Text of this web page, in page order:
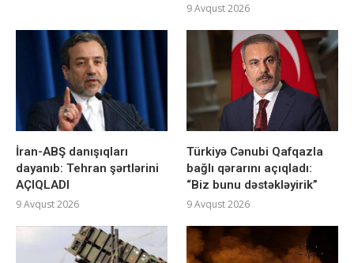
9 Avqust 2026
İran-ABŞ danışıqları
dayanıb: Tehran şərtlərini
AÇIQLADI
9 Avqust 2026
Türkiyə Cənubi Qafqazla
bağlı qərarını açıqladı:
“Biz bunu dəstəkləyirik”
9 Avqust 2026